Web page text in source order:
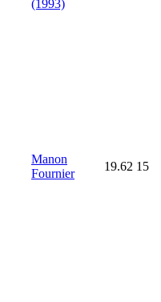
(1993)
Manon
Fournier
19.62 15